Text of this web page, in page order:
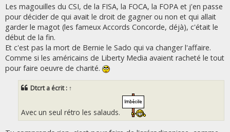
s
s
a
g
e
Les magouilles du CSI, de la FISA, la FOCA, la FOPA et j'en passe
pour décider de qui avait le droit de gagner ou non et qui allait
garder le magot (les fameux Accords Concorde, déjà), c'était le
début de la fin.
Et c'est pas la mort de Bernie le Sado qui va changer l'affaire.
Comme si les américains de Liberty Media avaient racheté le tout
pour faire oeuvre de charité.
Dtcrta écrit : ↑
Avec un seul rétro les salauds.